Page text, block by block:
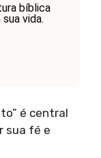
bíblica
vida.
é central
sua fé e